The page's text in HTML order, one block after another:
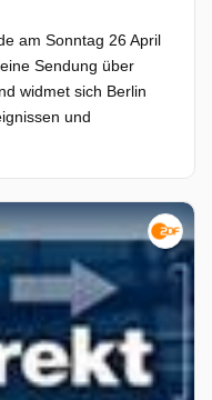
am Sonntag 26 April
Sendung über
widmet sich Berlin
und